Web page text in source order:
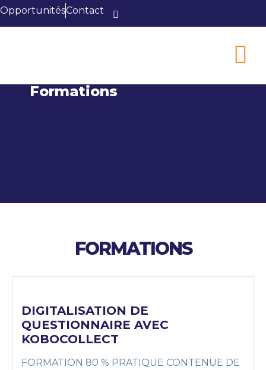
OpportunitésContact
Formations
FORMATIONS
DIGITALISATION DE
QUESTIONNAIRE AVEC
KOBOCOLLECT
FORMATION 80 % PRATIQUE CONTENUE DE